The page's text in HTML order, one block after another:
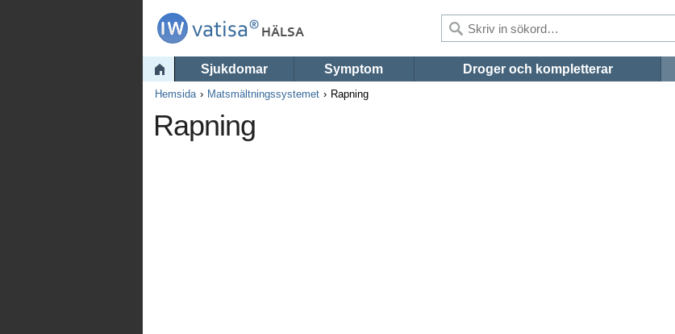
Sjukdomar Symptom Droger och kompletterar
Hemsida Matsmältningssystemet Rapning
Rapning